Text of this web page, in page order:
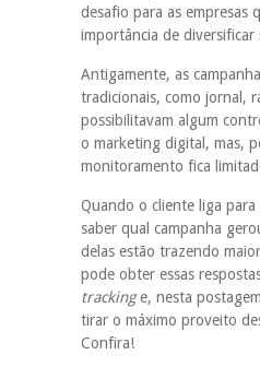
desafio para as empresas
importância de diversificar
Antigamente, as
tradicionais, como jornal,
possibilitavam algum
o marketing digital, mas,
monitoramento fica
Quando o cliente liga para
saber qual campanha
delas estão trazendo
pode obter essas
trackinge, nesta
tirar o máximo proveito
Confira!